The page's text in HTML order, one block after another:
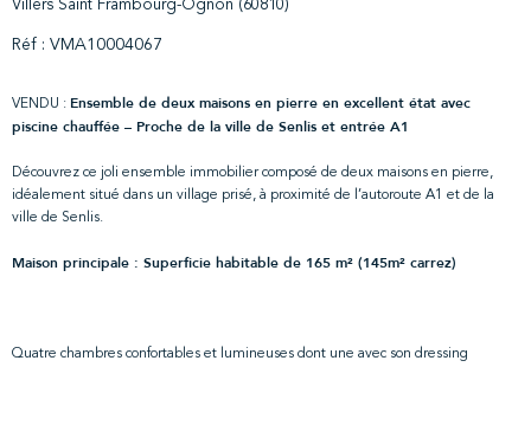
Villers Saint Frambourg-Ognon (60810)
Réf : VMA10004067
VENDU : Ensemble de deux maisons en pierre en excellent état avec
piscine chauffée – Proche de la ville de Senlis et entrée A1
Découvrez ce joli ensemble immobilier composé de deux maisons en pierre,
idéalement situé dans un village prisé, à proximité de l’autoroute A1 et de la
ville de Senlis.
Maison principale : Superficie habitable de 165 m² (145m² carrez)
Quatre chambres confortables et lumineuses dont une avec son dressing